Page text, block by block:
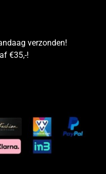
verzonden!
€35,-!